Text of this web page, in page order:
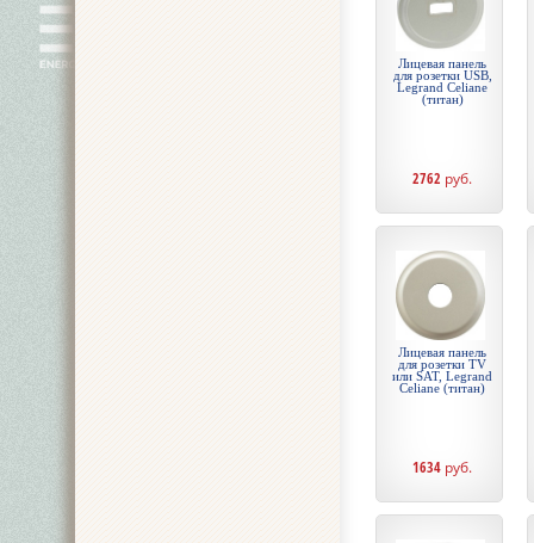
Лицевая панель
для розетки USB,
Legrand Celiane
(титан)
2762 руб.
Лицевая панель
для розетки TV
или SAT, Legrand
Celiane (титан)
1634 руб.